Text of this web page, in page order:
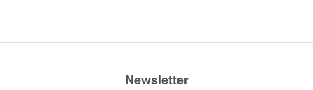
Newsletter